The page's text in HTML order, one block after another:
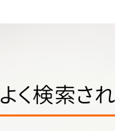
よく検索さ